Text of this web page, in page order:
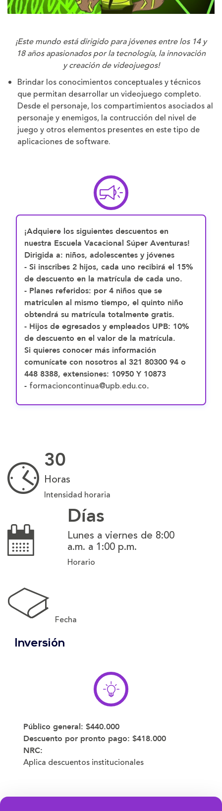
¡Este mundo está dirigido para jóvenes entre los 14 y
18 años apasionados por la tecnología, la innovación
y creación de videojuegos!
Brindar los conocimientos conceptuales y técnicos
que permitan desarrollar un videojuego completo.
Desde el personaje, los compartimientos asociados al
personaje y enemigos, la contrucción del nivel de
juego y otros elementos presentes en este tipo de
aplicaciones de software.
¡Adquiere los siguientes descuentos en
nuestra Escuela Vacacional Súper Aventuras!
Dirigida a: niños, adolescentes y jóvenes
- Si inscribes 2 hijos, cada uno recibirá el 15%
de descuento en la matrícula de cada uno.
- Planes referidos: por 4 niños que se
matriculen al mismo tiempo, el quinto niño
obtendrá su matrícula totalmente gratis.
- Hijos de egresados y empleados UPB: 10%
de descuento en el valor de la matrícula.
Si quieres conocer más información
comunícate con nosotros al 321 80300 94 o
448 8388, extensiones: 10950 Y 10873
- formacioncontinua@upb.edu.co.
30
Horas
Intensidad horaria
Días
Lunes a viernes de 8:00
a.m. a 1:00 p.m.
Horario
Fecha
Inversión
Público general: $440.000
Descuento por pronto pago: $418.000
NRC:
Aplica descuentos institucionales